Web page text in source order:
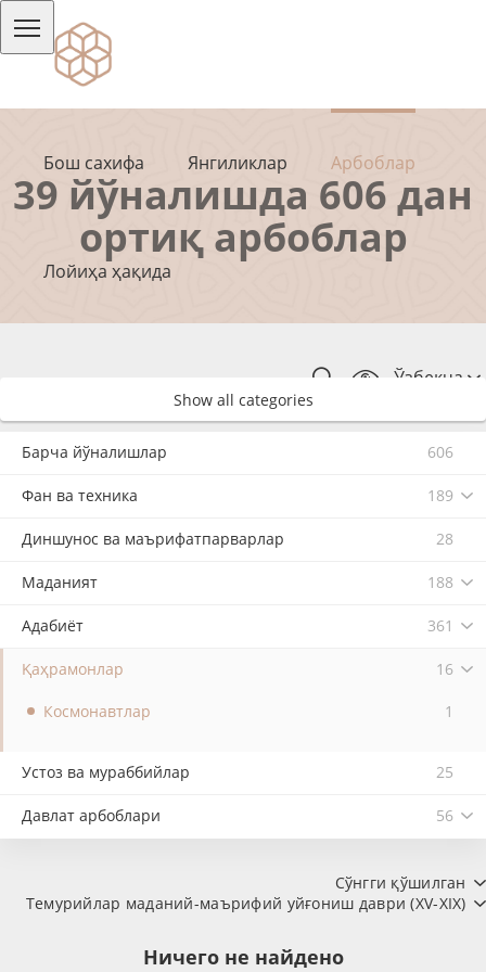
Бош сахифа Янгиликлар Арбоблар
Лойиҳа ҳақида
Ўзбекча
39 йўналишда 606 дан
ортиқ арбоблар
Show all categories
Барча йўналишлар 606
Фан ва техника 189
Диншунос ва маърифатпарварлар 28
Маданият 188
Адабиёт 361
Қаҳрамонлар 16
Космонавтлар 1
Устоз ва мураббийлар 25
Давлат арбоблари 56
Сўнгги қўшилган
Темурийлар маданий-маърифий уйғониш даври (XV-XIX)
Ничего не найдено